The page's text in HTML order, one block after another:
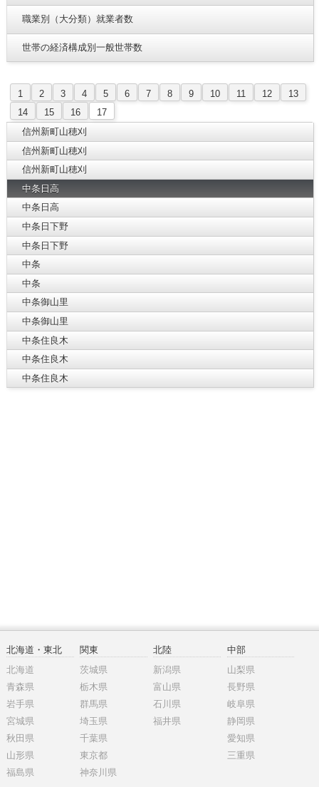
職業別（大分類）就業者数
世帯の経済構成別一般世帯数
1 2 3 4 5 6 7 8 9 10 11 12
13
14
15 16
17
信州新町山穂刈
信州新町山穂刈
信州新町山穂刈
中条日高
中条日高
中条日下野
中条日下野
中条
中条
中条御山里
中条御山里
中条住良木
中条住良木
中条住良木
北海道・東北
北海道
青森県
岩手県
宮城県
秋田県
山形県
福島県
関東
茨城県
栃木県
群馬県
埼玉県
千葉県
東京都
神奈川県
北陸
新潟県
富山県
石川県
福井県
中部
山梨県
長野県
岐阜県
静岡県
愛知県
三重県